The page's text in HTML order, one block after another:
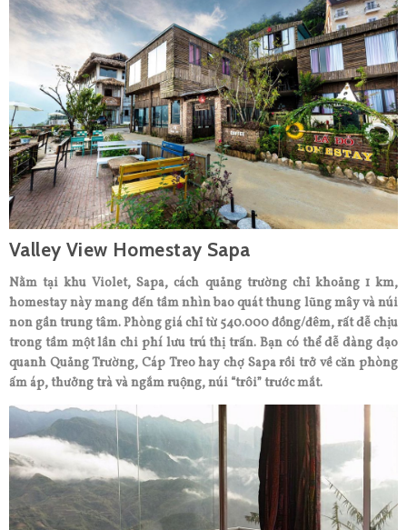
Valley View Homestay Sapa
Nằm tại khu Violet, Sapa, cách quảng trường chỉ khoảng 1 km,
homestay này mang đến tầm nhìn bao quát thung lũng mây và núi
non gần trung tâm. Phòng giá chỉ từ 540.000 đồng/đêm, rất dễ chịu
trong tầm một lần chi phí lưu trú thị trấn. Bạn có thể dễ dàng dạo
quanh Quảng Trường, Cáp Treo hay chợ Sapa rồi trở về căn phòng
ấm áp, thưởng trà và ngắm ruộng, núi “trôi” trước mắt.